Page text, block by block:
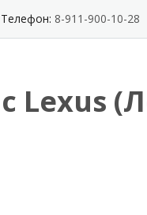
Телефон: 8-911-900-10-28
Lexus